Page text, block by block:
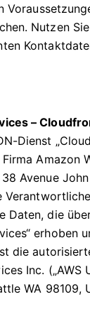
Nutzen
–
Dienst
Amazon
38 Avenue
Daten, die
erhoben
die
Inc. („AWS
WA 98109,